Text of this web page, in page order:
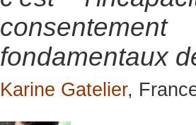
fondamentaux
Karine Gatelier,